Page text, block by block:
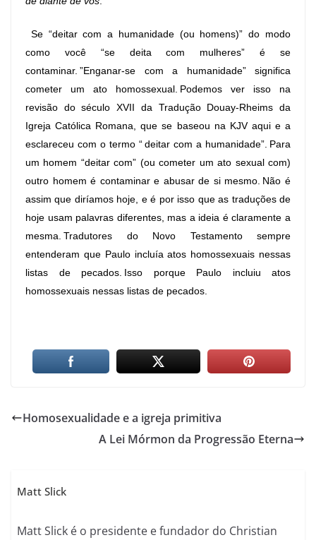
Se “deitar com a humanidade (ou homens)” do modo
como você “se deita com mulheres” é se
contaminar. ”Enganar-se com a humanidade” significa
cometer um ato homossexual. Podemos ver isso na
revisão do século XVII da Tradução Douay-Rheims da
Igreja Católica Romana, que se baseou na KJV aqui e a
esclareceu com o termo “ deitar com a humanidade”. Para
um homem “deitar com” (ou cometer um ato sexual com)
outro homem é contaminar e abusar de si mesmo. Não é
assim que diríamos hoje, e é por isso que as traduções de
hoje usam palavras diferentes, mas a ideia é claramente a
mesma. Tradutores do Novo Testamento sempre
entenderam que Paulo incluía atos homossexuais nessas
listas de pecados. Isso porque Paulo incluiu atos
homossexuais nessas listas de pecados.
Homosexualidade e a igreja primitiva
A Lei Mórmon da Progressão Eterna
Matt Slick
Matt Slick é o presidente e fundador do Christian